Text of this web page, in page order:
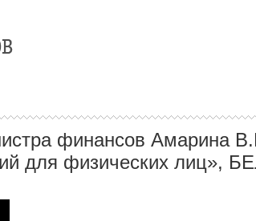
финансов Амарина
для физических лиц»,